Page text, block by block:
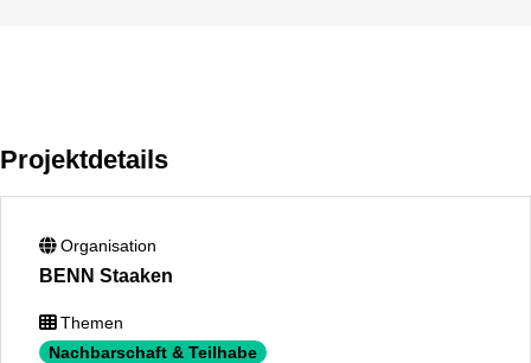
Projektdetails
Organisation
BENN Staaken
Themen
Nachbarschaft & Teilhabe